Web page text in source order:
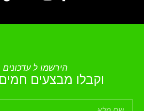
הירשמו ל עדכונים
וקבלו מבצעים